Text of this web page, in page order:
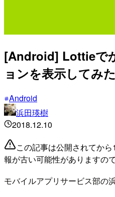
[Android] Lottieで
ョンを表示してみた
Android
浜田瑛樹
2018.12.10
この記事は公開されてか
報が古い可能性がありますの
モバイルアプリサービス部の